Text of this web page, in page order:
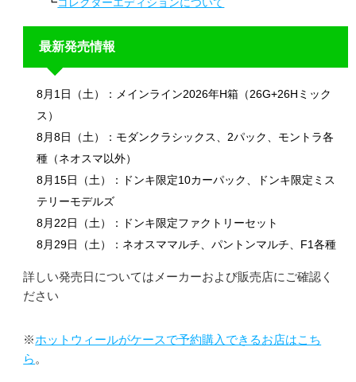
最新発売情報
8月1日（土）：メインライン2026年H箱（26G+26Hミック
ス）
8月8日（土）：モダンクラシックス、2パック、モントラ各
種（ネオスマ以外）
8月15日（土）：ドンキ限定10カーパック、ドンキ限定ミス
テリーモデルズ
8月22日（土）：ドンキ限定ファクトリーセット
8月29日（土）：ネオスママルチ、パントンマルチ、F1各種
詳しい発売日についてはメーカーおよび販売店にご確認く
ださい
※ホットウィールがケースで予約購入できるお店はこち
ら 。